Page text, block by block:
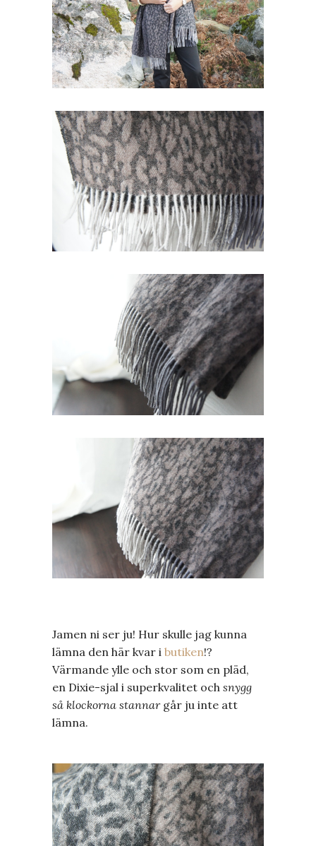
Jamen ni ser ju! Hur skulle jag kunna
lämna den här kvar i butiken!?
Värmande ylle och stor som en pläd,
en Dixie-sjal i superkvalitet och snygg
så klockorna stannargår ju inte att
lämna.